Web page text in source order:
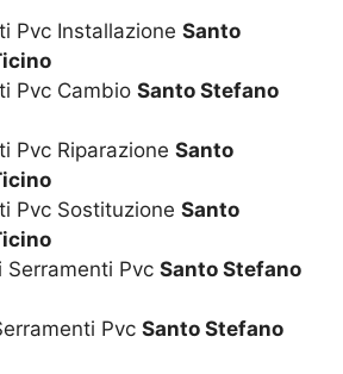
Pvc Installazione Santo
Pvc Cambio Santo Stefano
Pvc Riparazione Santo
Pvc Sostituzione Santo
Serramenti Pvc Santo Stefano
Pvc Santo Stefano